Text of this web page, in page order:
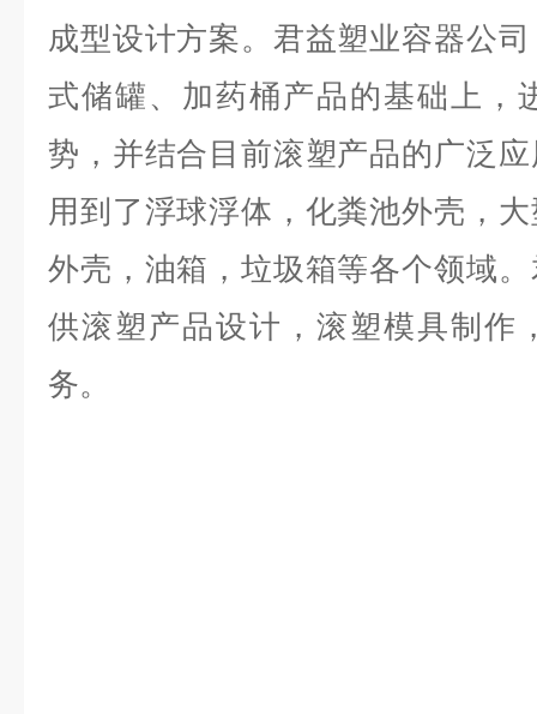
成型设计方案。君益塑业容器公
式储罐、加药桶产品的基础上，
势，并结合目前滚塑产品的广泛
用到了浮球浮体，化粪池外壳，
外壳，油箱，垃圾箱等各个领域
供滚塑产品设计，滚塑模具制作
务。